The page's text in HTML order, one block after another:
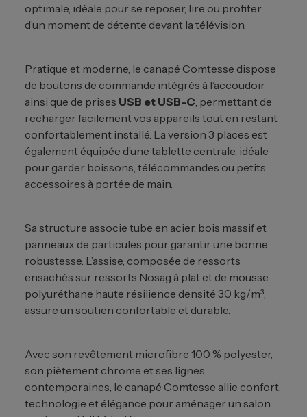
optimale, idéale pour se reposer, lire ou profiter
d’un moment de détente devant la télévision.
Pratique et moderne, le canapé Comtesse dispose
de boutons de commande intégrés à l’accoudoir
ainsi que de prises USB et USB-C , permettant de
recharger facilement vos appareils tout en restant
confortablement installé. La version 3 places est
également équipée d’une tablette centrale, idéale
pour garder boissons, télécommandes ou petits
accessoires à portée de main.
Sa structure associe tube en acier, bois massif et
panneaux de particules pour garantir une bonne
robustesse. L’assise, composée de ressorts
ensachés sur ressorts Nosag à plat et de mousse
polyuréthane haute résilience densité 30 kg/m³,
assure un soutien confortable et durable.
Avec son revêtement microfibre 100 % polyester,
son piètement chrome et ses lignes
contemporaines, le canapé Comtesse allie confort,
technologie et élégance pour aménager un salon